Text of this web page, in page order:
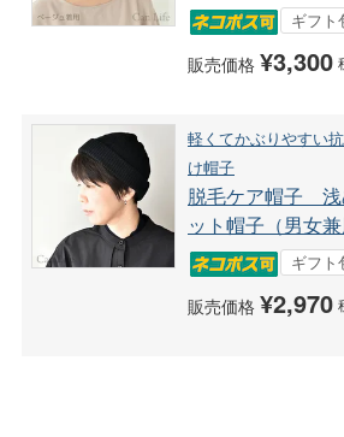
ギフト
販売価格¥3,300
軽くてかぶりやすい
け帽子
脱毛ケア帽子 浅
ット帽子（男女兼
ギフト
販売価格¥2,970